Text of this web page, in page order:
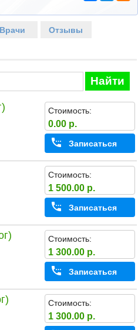
Врачи Отзывы
Найти
Стоимость:
0.00 р.
Записаться
Стоимость:
1 500.00 р.
Записаться
Стоимость:
1 300.00 р.
Записаться
Стоимость:
1 300.00 р.